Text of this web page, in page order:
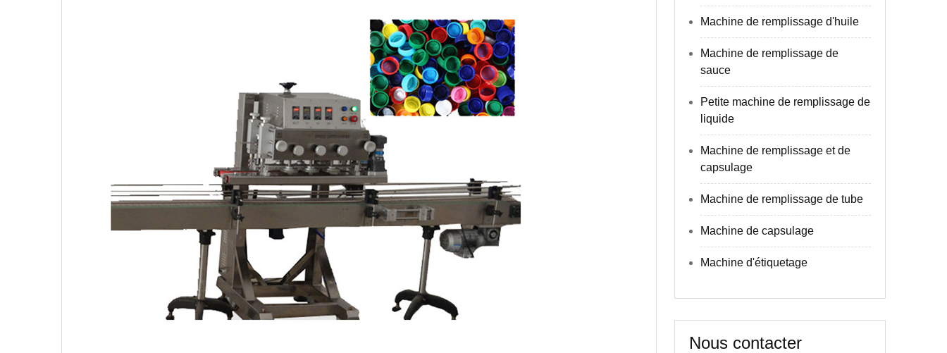
Machine de remplissage d'huile
Machine de remplissage de
sauce
Petite machine de remplissage de
liquide
Machine de remplissage et de
capsulage
Machine de remplissage de tube
Machine de capsulage
Machine d'étiquetage
Nous contacter